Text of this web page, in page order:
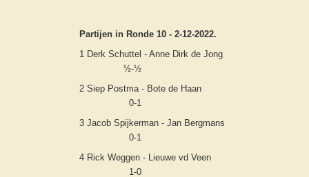
Partijen in Ronde 10 - 2-12-2022.
1 Derk Schuttel - Anne Dirk de Jong
½-½
2 Siep Postma - Bote de Haan
0-1
3 Jacob Spijkerman - Jan Bergmans
0-1
4 Rick Weggen - Lieuwe vd Veen
1-0